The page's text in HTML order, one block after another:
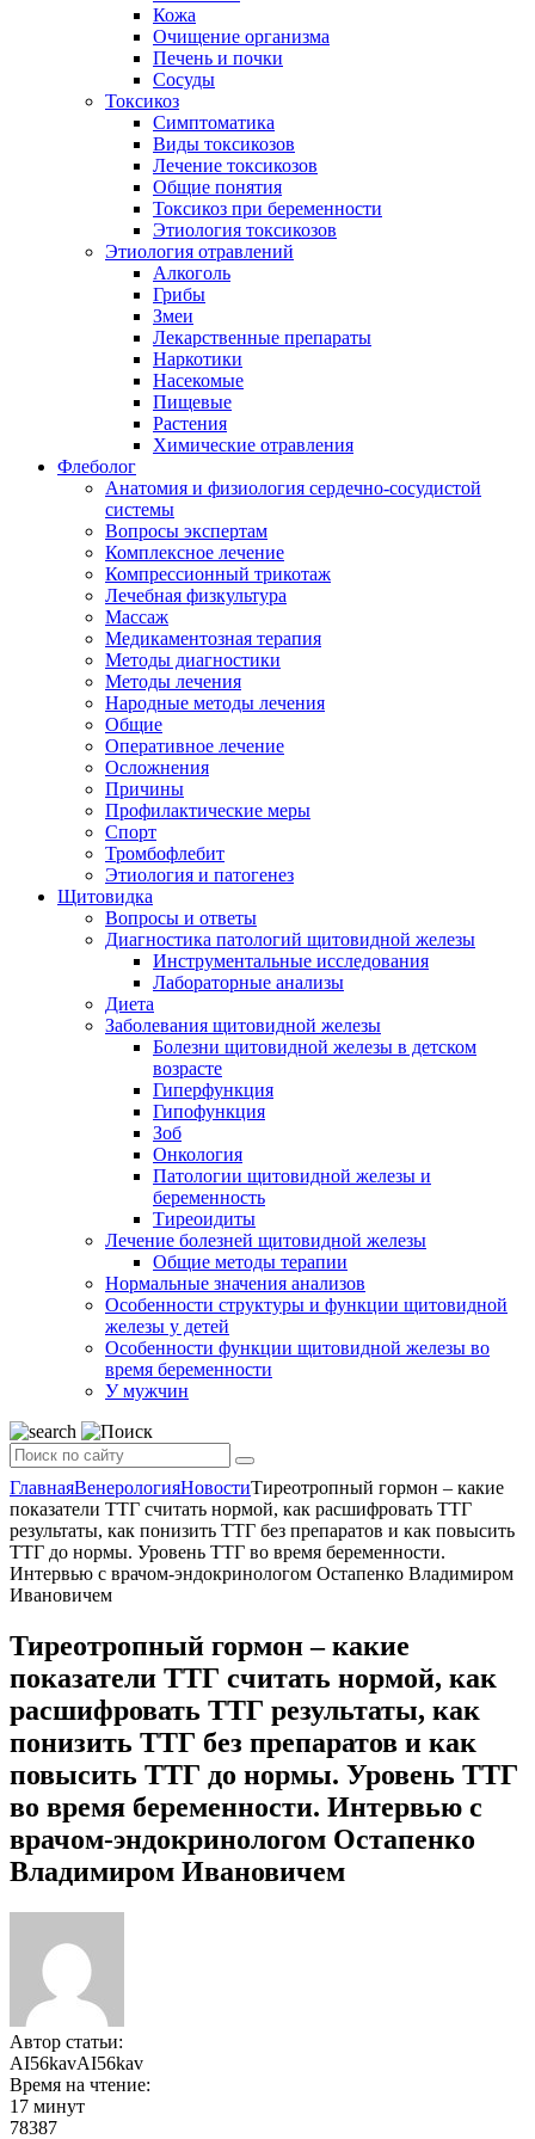
Кожа
Очищение организма
Печень и почки
Сосуды
Токсикоз
Cимптоматика
Виды токсикозов
Лечение токсикозов
Общие понятия
Токсикоз при беременности
Этиология токсикозов
Этиология отравлений
Алкоголь
Грибы
Змеи
Лекарственные препараты
Наркотики
Насекомые
Пищевые
Растения
Химические отравления
Флеболог
Анатомия и физиология сердечно-сосудистой
системы
Вопросы экспертам
Комплексное лечение
Компрессионный трикотаж
Лечебная физкультура
Массаж
Медикаментозная терапия
Методы диагностики
Методы лечения
Народные методы лечения
Общие
Оперативное лечение
Осложнения
Причины
Профилактические меры
Спорт
Тромбофлебит
Этиология и патогенез
Щитовидка
Вопросы и ответы
Диагностика патологий щитовидной железы
Инструментальные исследования
Лабораторные анализы
Диета
Заболевания щитовидной железы
Болезни щитовидной железы в детском
возрасте
Гиперфункция
Гипофункция
Зоб
Онкология
Патологии щитовидной железы и
беременность
Тиреоидиты
Лечение болезней щитовидной железы
Общие методы терапии
Нормальные значения анализов
Особенности структуры и функции щитовидной
железы у детей
Особенности функции щитовидной железы во
время беременности
У мужчин
ГлавнаяВенерологияНовостиТиреотропный гормон – какие
показатели ТТГ считать нормой, как расшифровать ТТГ
результаты, как понизить ТТГ без препаратов и как повысить
ТТГ до нормы. Уровень ТТГ во время беременности.
Интервью с врачом-эндокринологом Остапенко Владимиром
Ивановичем
Тиреотропный гормон – какие
показатели ТТГ считать нормой, как
расшифровать ТТГ результаты, как
понизить ТТГ без препаратов и как
повысить ТТГ до нормы. Уровень ТТГ
во время беременности. Интервью с
врачом-эндокринологом Остапенко
Владимиром Ивановичем
Автор статьи:
AI56kavAI56kav
Время на чтение:
17 минут
78387